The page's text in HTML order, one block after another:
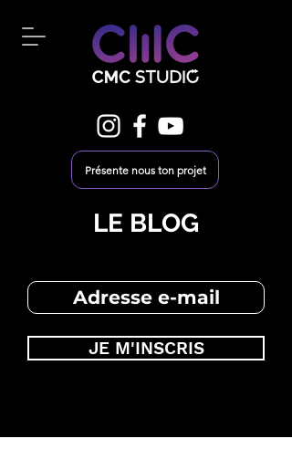
Présente nous ton projet
LE BLOG
JE M'INSCRIS